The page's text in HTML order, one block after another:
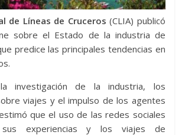
de Líneas de Cruceros (CLIA) publicó
sobre el Estado de la industria de
predice las principales tendencias en
investigación de la industria, los
viajes y el impulso de los agentes
que el uso de las redes sociales
sus experiencias y los viajes de